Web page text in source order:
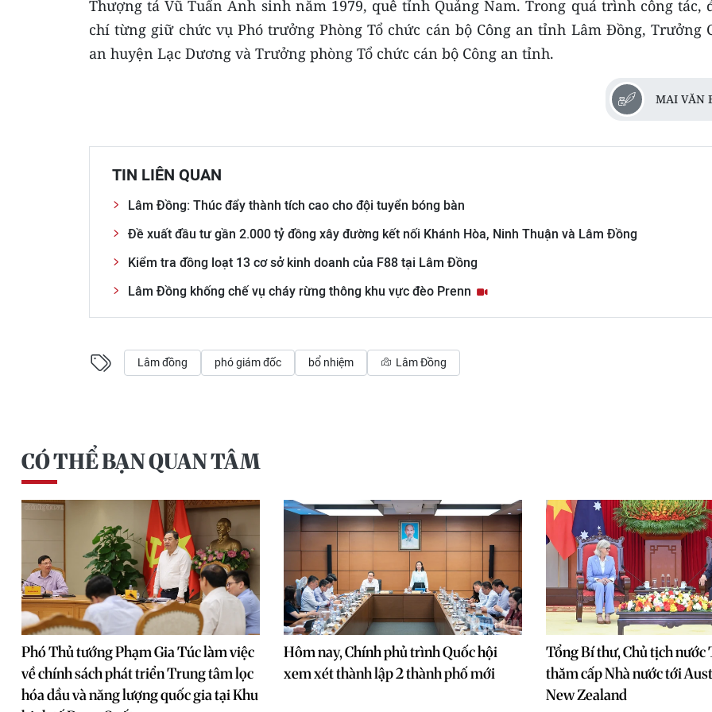
Thượng tá Vũ Tuấn Anh sinh năm 1979, quê tỉnh Quảng Nam. Trong quá trình công tác,
chí từng giữ chức vụ Phó trưởng Phòng Tổ chức cán bộ Công an tỉnh Lâm Đồng, Trưởng
an huyện Lạc Dương và Trưởng phòng Tổ chức cán bộ Công an tỉnh.
MAI VĂN
TIN LIÊN QUAN
Lâm Đồng: Thúc đẩy thành tích cao cho đội tuyển bóng bàn
Đề xuất đầu tư gần 2.000 tỷ đồng xây đường kết nối Khánh Hòa, Ninh Thuận và Lâm Đồng
Kiểm tra đồng loạt 13 cơ sở kinh doanh của F88 tại Lâm Đồng
Lâm Đồng khống chế vụ cháy rừng thông khu vực đèo Prenn
Lâm đồng phó giám đốc bổ nhiệm Lâm Đồng
CÓ THỂ BẠN QUAN TÂM
Phó Thủ tướng Phạm Gia Túc làm việc
về chính sách phát triển Trung tâm lọc
hóa dầu và năng lượng quốc gia tại Khu
Hôm nay, Chính phủ trình Quốc hội
xem xét thành lập 2 thành phố mới
Tổng Bí thư, Chủ tịch nước
thăm cấp Nhà nước tới
New Zealand